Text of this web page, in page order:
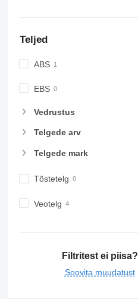
Teljed
ABS
EBS
Vedrustus
Telgede arv
Telgede mark
Tõstetelg
Veotelg
Filtritest ei piisa?
Soovita muudatust